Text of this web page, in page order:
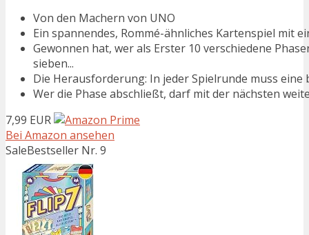
Von den Machern von UNO
Ein spannendes, Rommé-ähnliches Kartenspiel mit
Gewonnen hat, wer als Erster 10 verschiedene
sieben...
Die Herausforderung: In jeder Spielrunde muss
Wer die Phase abschließt, darf mit der nächsten
7,99 EUR
Bei Amazon ansehen
SaleBestseller Nr. 9